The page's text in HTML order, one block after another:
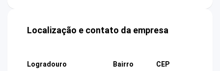
Localização e contato da empresa
Logradouro
Bairro
CEP